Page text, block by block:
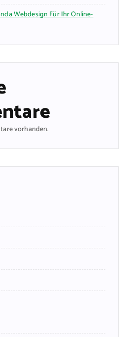
Webdesign Für Ihr Online-
vorhanden.